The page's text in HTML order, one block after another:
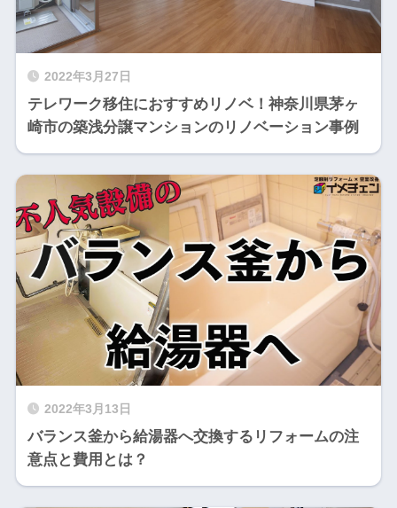
2022年3月27日
テレワーク移住におすすめリノベ！神奈川県茅ヶ
崎市の築浅分譲マンションのリノベーション事例
2022年3月13日
バランス釜から給湯器へ交換するリフォームの注
意点と費用とは？